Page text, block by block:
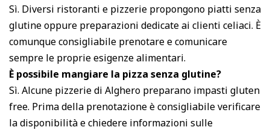
Sì. Diversi ristoranti e pizzerie propongono piatti senza
glutine oppure preparazioni dedicate ai clienti celiaci. È
comunque consigliabile prenotare e comunicare
sempre le proprie esigenze alimentari.
È possibile mangiare la pizza senza glutine?
Sì. Alcune pizzerie di Alghero preparano impasti gluten
free. Prima della prenotazione è consigliabile verificare
la disponibilità e chiedere informazioni sulle